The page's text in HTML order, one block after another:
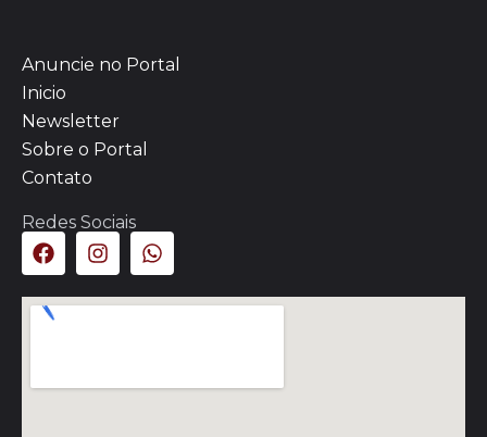
Anuncie no Portal
Inicio
Newsletter
Sobre o Portal
Contato
Redes Sociais